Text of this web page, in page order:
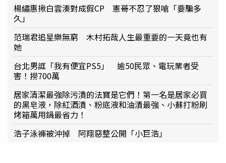
楊繡惠揪白雲湊對成假CP 憲哥不忍了狠嗆「要騙多
久」
范瑞君追星樂無窮 木村拓哉人生最重要的一天竟也有
她
台北男誆「我有便宜PS5」 逾50民眾、電玩業者受
害！撈700萬
居家清潔最強除污漬的法寶是它們！第一名是居家必買
的黑皂液，除紅酒漬、粉底液和油漬最強、小蘇打粉刷
烤箱萬用鍋最省力！
浩子泳褲被沖掉 阿翔惡整公開「小巨浩」